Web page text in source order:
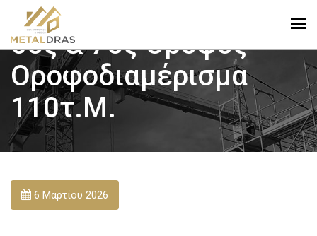
6oς & 7ος Όροφος
Οροφοδιαμέρισμα
110τ.μ.
6 Μαρτίου 2026